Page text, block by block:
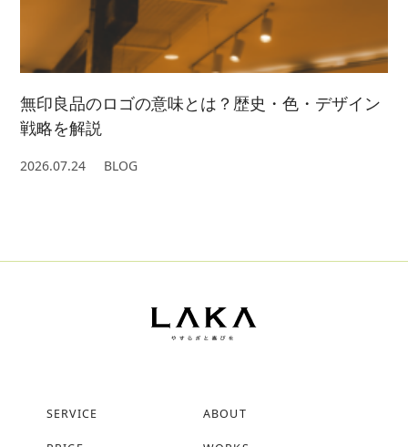
無印良品のロゴの意味とは？歴史・色・デザイン
戦略を解説
2026.07.24 BLOG
SERVICE ABOUT